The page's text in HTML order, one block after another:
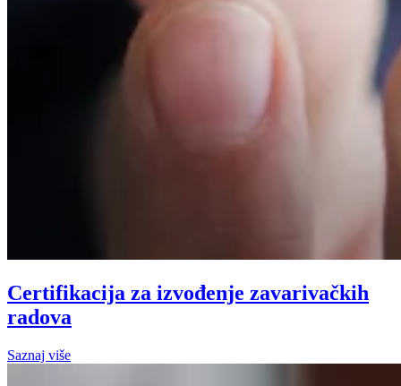
Certifikacija za izvođenje zavarivačkih
radova
Saznaj više